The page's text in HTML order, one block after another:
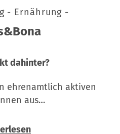
- Ernährung -
dahinter?
ehrenamtlich aktiven
aus…